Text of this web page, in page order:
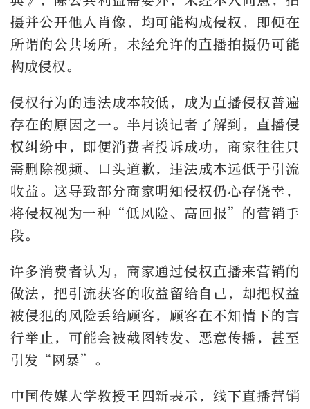
摄并公开他人肖像，均可能构成侵权，即便在
所谓的公共场所，未经允许的直播拍摄仍可能
构成侵权。
侵权行为的违法成本较低，成为直播侵权普遍
存在的原因之一。半月谈记者了解到，直播侵
权纠纷中，即便消费者投诉成功，商家往往只
需删除视频、口头道歉，违法成本远低于引流
收益。这导致部分商家明知侵权仍心存侥幸，
将侵权视为一种“低风险、高回报”的营销手
段。
许多消费者认为，商家通过侵权直播来营销的
做法，把引流获客的收益留给自己，却把权益
被侵犯的风险丢给顾客，顾客在不知情下的言
行举止，可能会被截图转发、恶意传播，甚至
引发“网暴”。
中国传媒大学教授王四新表示，线下直播营销